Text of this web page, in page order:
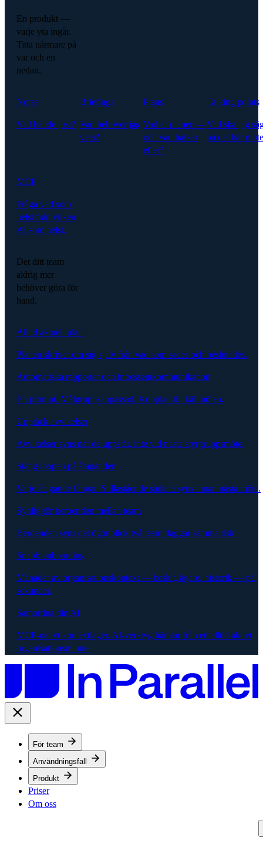
En produkt —
varje yta ingår.
Titta närmare på
var och en
nedan.
Notes
Vad hände just?
Briefings
Vad behöver jag
veta?
Plans
Vad är planen —
och vad halkar
efter?
Talking points
Vad ska jag
på det här
MCP
Fråga vad som
helst från vilken
AI som helst.
Det ditt team
aldrig mer
behöver göra för
hand.
Alltid aktuell plan
Planen skriver om sig själv från vad som sades och beslutades.
Automatiska rapporter och intressentkommunikation
En prompt. Målgruppsanpassad. Kopplad till källmöten.
Upptäck avvikelser
Avvikelser syns när de uppstår, inte vid nästa styrgruppsmöte.
Stäng loopen på åtaganden
Varje åtagande fångat. Stillastående sådana syns innan nästa möte.
Synliggör beroenden mellan team
Beroenden syns det ögonblick två team flaggar samma risk.
Snabb onboarding
Månader av organisationskontext — beslut, ägare, historik — på
sekunder.
Samordna din AI
MCP-nativt kontextlager. AI-verktyg hämtar från ett alltid aktivt
organisationsminne.
För team
Användningsfall
Produkt
Priser
Om oss